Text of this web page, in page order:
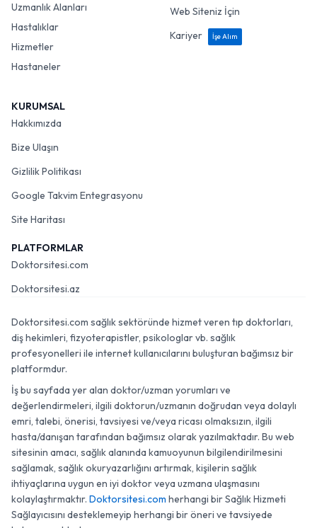
Uzmanlık Alanları
Hastalıklar
Hizmetler
Hastaneler
Web Siteniz İçin
Kariyer
İşe Alım
KURUMSAL
Hakkımızda
Bize Ulaşın
Gizlilik Politikası
Google Takvim Entegrasyonu
Site Haritası
PLATFORMLAR
Doktorsitesi.com
Doktorsitesi.az
Doktorsitesi.com sağlık sektöründe hizmet veren tıp doktorları,
diş hekimleri, fizyoterapistler, psikologlar vb. sağlık
profesyonelleri ile internet kullanıcılarını buluşturan bağımsız bir
platformdur.
İş bu sayfada yer alan doktor/uzman yorumları ve
değerlendirmeleri, ilgili doktorun/uzmanın doğrudan veya dolaylı
emri, talebi, önerisi, tavsiyesi ve/veya ricası olmaksızın, ilgili
hasta/danışan tarafından bağımsız olarak yazılmaktadır. Bu web
sitesinin amacı, sağlık alanında kamuoyunun bilgilendirilmesini
sağlamak, sağlık okuryazarlığını artırmak, kişilerin sağlık
ihtiyaçlarına uygun en iyi doktor veya uzmana ulaşmasını
kolaylaştırmaktır. Doktorsitesi.com herhangi bir Sağlık Hizmeti
Sağlayıcısını desteklemeyip herhangi bir öneri ve tavsiyede